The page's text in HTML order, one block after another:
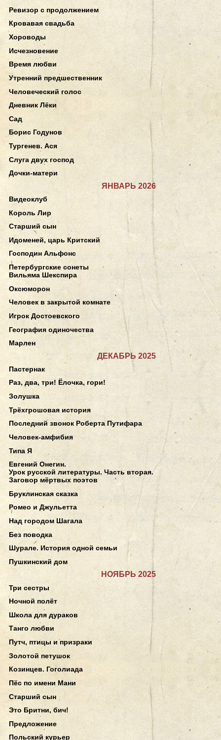
Ревизор с продолжением
Кровавая свадьба
Хороводы
Исчезновение
Время любви
Утренний предшественник
Человеческий голос
Дневник Лёки
Сад
Борис Годунов
Тургенев. Ася
Слуга двух господ
Дочки-матери
ЯНВАРЬ 2026
Видеоклуб
Король Лир
Старший сын
Идоменей, царь Критский
Господин Альфонс
Петербургские сонеты
Вильяма Шекспира
Оксюморон
Человек в закрытой комнате
Игрок Достоевского
География одиночества
Марлен
ДЕКАБРЬ 2025
Пастернак
Раз, два, три! Ёлочка, гори!
Золушка
Трёхгрошовая история
Последний звонок Роберта Путифара
Человек-амфибия
Типа Я
Евгений Онегин.
Урок русской литературы. Часть вторая.
Заговор мёртвых поэтов
Бруклинская сказка
Ромео и Джульетта
Над городом Шагала
Без поводка
Шурале. История одной семьи
Пушкинский дом
НОЯБРЬ 2025
Три сестры
Ночной полёт
Школа для дураков
Танго любви
Путч, птицы и призраки
Золотой петушок
Козинцев. Гоголиада
Пёс по имени Мани
Старший сын
Это Бритни, бич!
Предложение
Польский курьер